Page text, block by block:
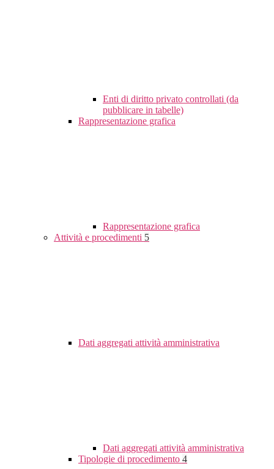
Enti di diritto privato controllati (da
pubblicare in tabelle)
Rappresentazione grafica
Rappresentazione grafica
Attività e procedimenti 5
Dati aggregati attività amministrativa
Dati aggregati attività amministrativa
Tipologie di procedimento 4